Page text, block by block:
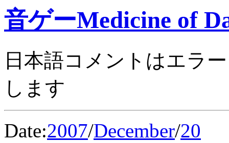
音ゲーMedicine of
日本語コメントはエラ
します
Date:2007/December/20